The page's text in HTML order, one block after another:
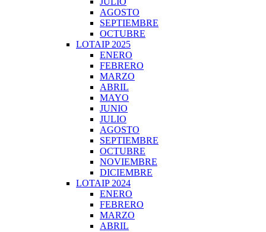
AGOSTO
SEPTIEMBRE
OCTUBRE
LOTAIP 2025
ENERO
FEBRERO
MARZO
ABRIL
MAYO
JUNIO
JULIO
AGOSTO
SEPTIEMBRE
OCTUBRE
NOVIEMBRE
DICIEMBRE
LOTAIP 2024
ENERO
FEBRERO
MARZO
ABRIL